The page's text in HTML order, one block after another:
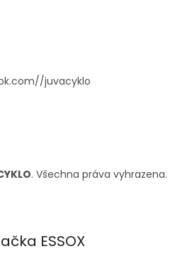
juvacyklo
. Všechna práva vyhrazena.
ESSOX